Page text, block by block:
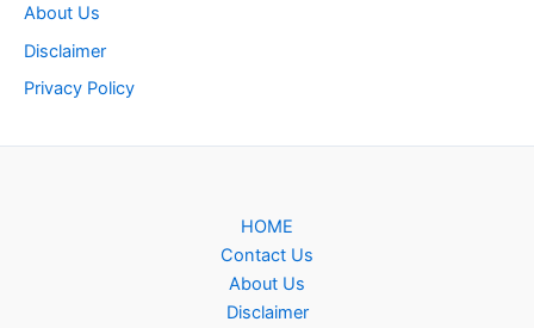
About Us
Disclaimer
Privacy Policy
HOME
Contact Us
About Us
Disclaimer